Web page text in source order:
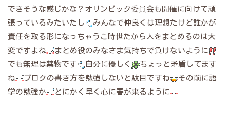
できそうな感じかな？オリンピック委員会も開催に向けて頑
張っているみたいだし
みんなで仲良くは理想だけど誰かが
責任を取る形になっちゃうご時世だから人をまとめるのは大
変ですよね
まとめ役のみなさま気持ちで負けないように
でも無理は禁物です
自分に優しく
ちょっと矛盾してます
ね
ブログの書き方を勉強しないと駄目ですね
その前に語
学の勉強か
とにかく早く心に春が来るように